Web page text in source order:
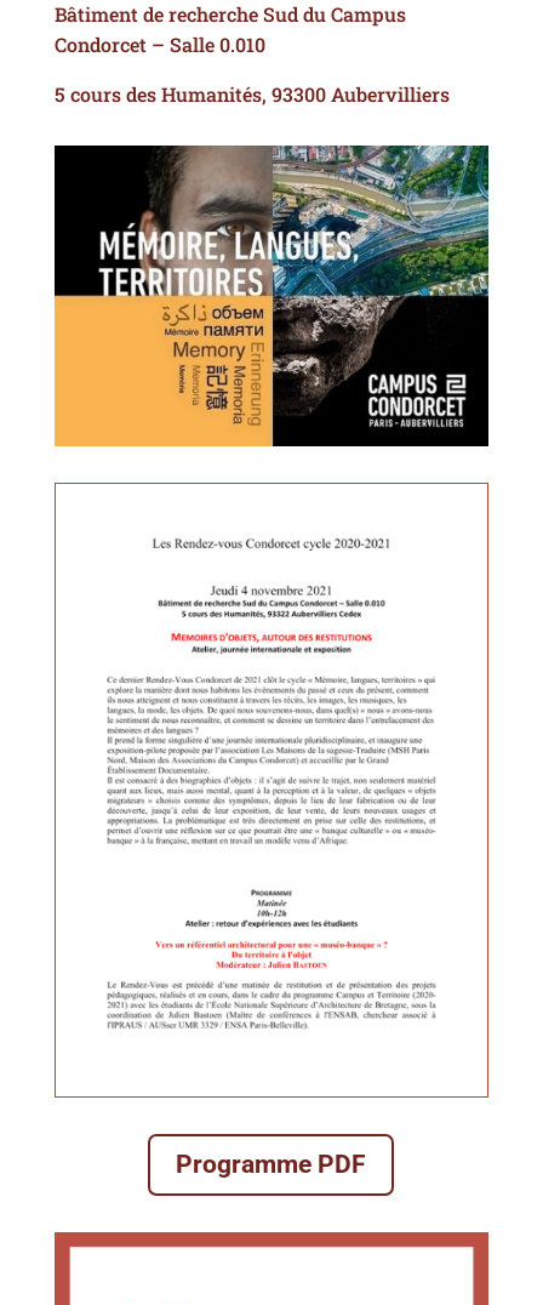
Bâtiment de recherche Sud du Campus
Condorcet – Salle 0.010
5 cours des Humanités, 93300 Aubervilliers
Programme PDF